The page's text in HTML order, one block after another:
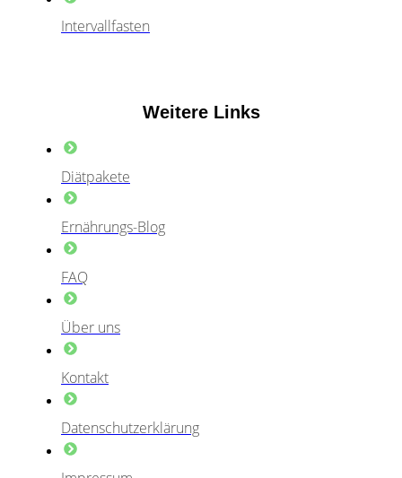
Intervallfasten
Weitere Links
Diätpakete
Ernährungs-Blog
FAQ
Über uns
Kontakt
Datenschutzerklärung